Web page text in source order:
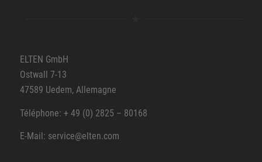
ELTEN GmbH
Ostwall 7-13
47589 Uedem, Allemagne
Téléphone: + 49 (0) 2825 – 80168
E-Mail: service@elten.com